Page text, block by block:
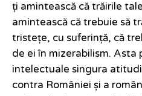
ți amintească că trăirile
amintească că trebuie să
tristețe, cu suferință, că
de ei în mizerabilism. Asta
intelectuale singura
contra României și a